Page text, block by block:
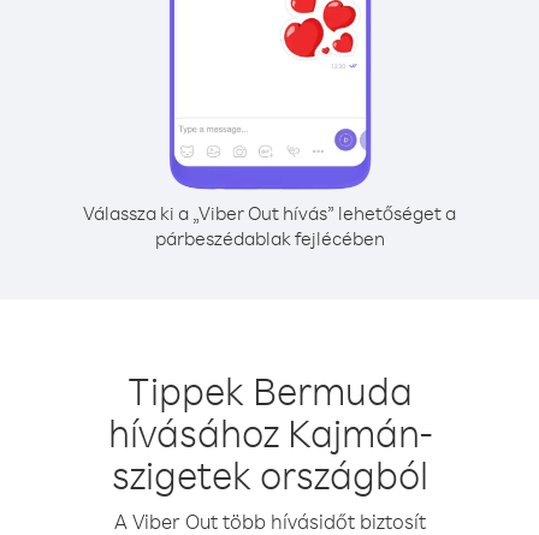
Válassza ki a „Viber Out hívás” lehetőséget a
párbeszédablak fejlécében
Tippek Bermuda
hívásához Kajmán-
szigetek országból
A Viber Out több hívásidőt biztosít